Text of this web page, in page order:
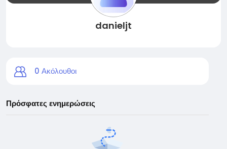
danieljt
0 Ακόλουθοι
Πρόσφατες ενημερώσεις